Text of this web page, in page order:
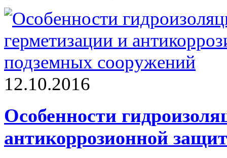
12.10.2016
Особенности
антикоррозионной